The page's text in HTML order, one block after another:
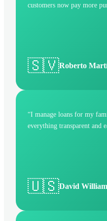
customers now pay more
🇸🇻Roberto
“I manage loans for my
everything transparent and
🇺🇸David